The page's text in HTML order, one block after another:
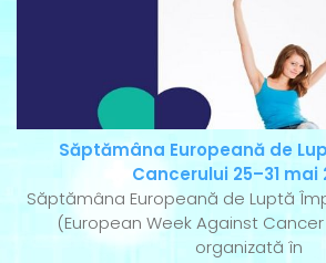
Săptămâna Europeană de
Cancerului 25–31 mai
Săptămâna Europeană de Luptă
(European Week Against
organizată în